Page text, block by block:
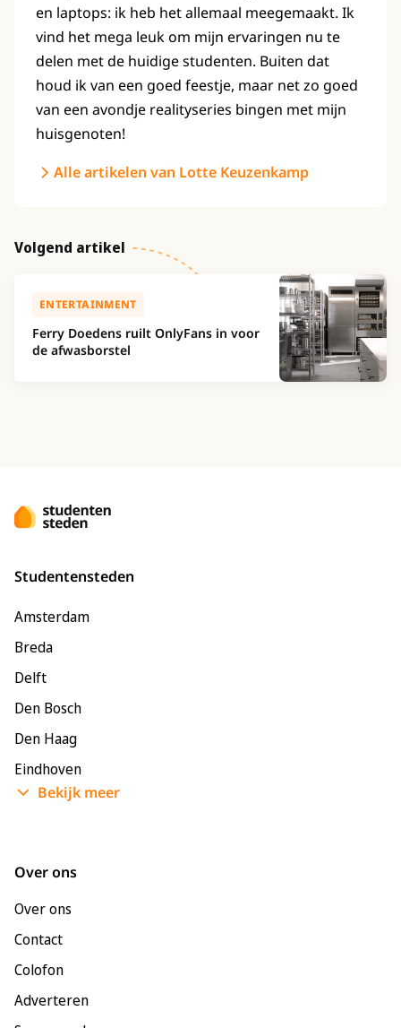
en laptops: ik heb het allemaal meegemaakt. Ik
vind het mega leuk om mijn ervaringen nu te
delen met de huidige studenten. Buiten dat
houd ik van een goed feestje, maar net zo goed
van een avondje realityseries bingen met mijn
huisgenoten!
Alle artikelen van Lotte Keuzenkamp
Volgend artikel
ENTERTAINMENT
Ferry Doedens ruilt OnlyFans in voor
de afwasborstel
Studentensteden
Amsterdam
Breda
Delft
Den Bosch
Den Haag
Eindhoven
Enschede
Bekijk meer
Over ons
Over ons
Contact
Colofon
Adverteren